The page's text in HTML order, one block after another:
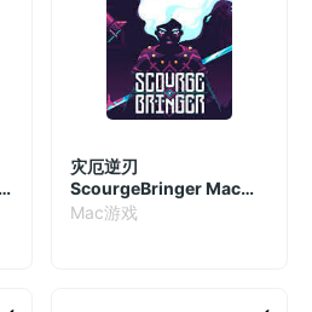
灾厄逆刃
ScourgeBringer Mac版
地牢冒险游戏
Mac游戏